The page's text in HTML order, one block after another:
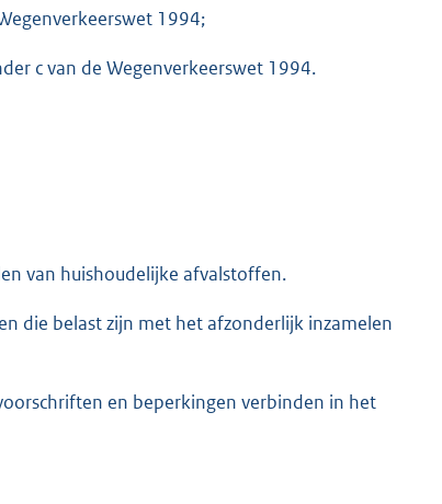
1994;
c van de Wegenverkeerswet 1994.
van huishoudelijke afvalstoffen.
die belast zijn met het afzonderlijk inzamelen
en beperkingen verbinden in het